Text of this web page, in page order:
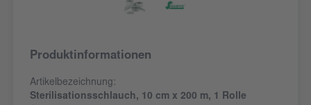
Produktinformationen
Artikelbezeichnung:
Sterilisationsschlauch, 10 cm x 200 m, 1 Rolle